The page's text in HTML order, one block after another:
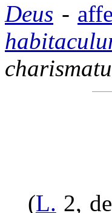
Deus -
(L. 2, de